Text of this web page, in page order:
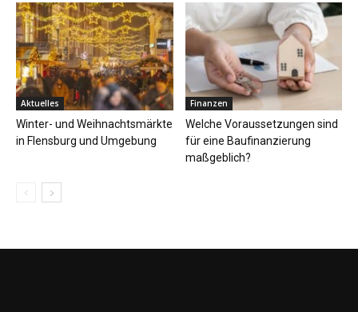
Aktuelles
Winter- und Weihnachtsmärkte
in Flensburg und Umgebung
Finanzen
Welche Voraussetzungen sind
für eine Baufinanzierung
maßgeblich?